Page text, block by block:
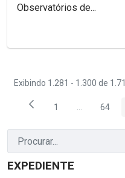
Observatórios de...
Exibindo 1.281 - 1.300 de
Página
1 Páginas
64
EXPEDIENTE